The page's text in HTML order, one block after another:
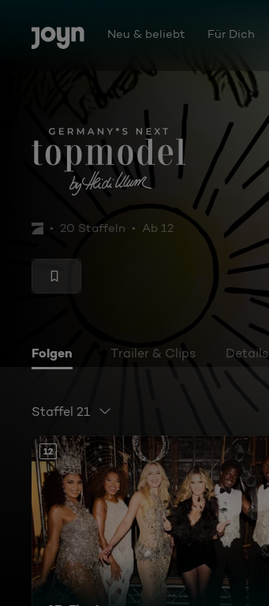
Zum Inhalt springen
Barrierefrei Neu & beliebt Für Dich
Germany's Next Topmodel
20 Staffeln Ab 12
Folgen Trailer & Clips Details
Staffel 21
12